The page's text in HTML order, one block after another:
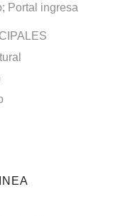
Portal ingresa